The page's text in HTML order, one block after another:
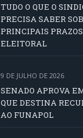
TUDO O QUE O
PRECISA SABER
PRINCIPAIS
ELEITORAL
9 DE JULHO DE 2026
SENADO APROVA
QUE DESTINA
AO FUNAPOL